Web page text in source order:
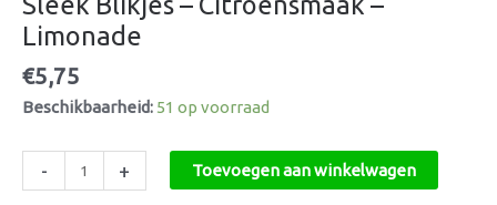
Limonade
€5,75
Beschikbaarheid: 51 op voorraad
- + Toevoegen aan winkelwagen